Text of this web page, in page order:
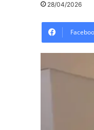
28/04/2026